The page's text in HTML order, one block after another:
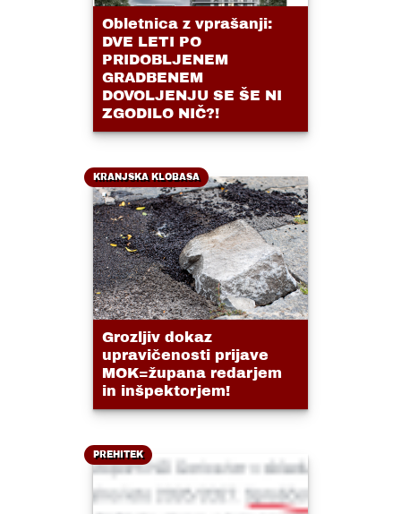
Obletnica z vprašanji:
DVE LETI PO
PRIDOBLJENEM
GRADBENEM
DOVOLJENJU SE ŠE NI
ZGODILO NIČ?!
KRANJSKA KLOBASA
Grozljiv dokaz
upravičenosti prijave
MOK=župana redarjem
in inšpektorjem!
PREHITEK